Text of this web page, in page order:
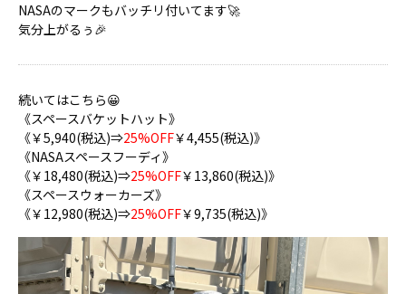
NASAのマークもバッチリ付いてます🚀
気分上がるぅ🎉
続いてはこちら😀
《スペースバケットハット》
《￥5,940(税込)⇒25%OFF￥4,455(税込)》
《NASAスペースフーディ》
《￥18,480(税込)⇒25%OFF￥13,860(税込)》
《スペースウォーカーズ》
《￥12,980(税込)⇒25%OFF￥9,735(税込)》